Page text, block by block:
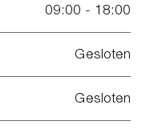
09:00 - 18:00
Gesloten
Gesloten